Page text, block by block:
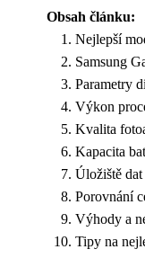
Obsah článku:
Nejlepší
Samsung
Parametry
Výkon
Kvalita
Kapacita
Úložiště
Porovnání
Výhody a
Tipy na